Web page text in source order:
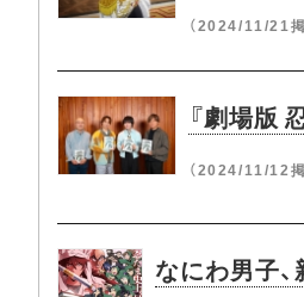
（2024/11/21掲
『劇場版
（2024/11/12掲
なにわ男子